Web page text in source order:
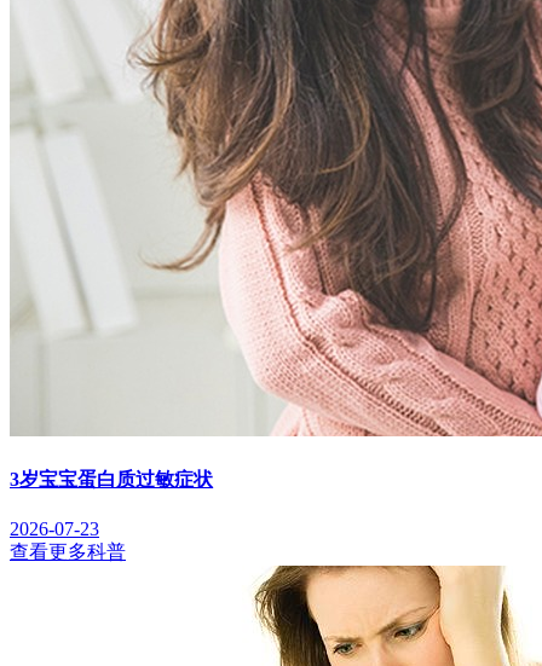
3岁宝宝蛋白质过敏症状
2026-07-23
查看更多科普